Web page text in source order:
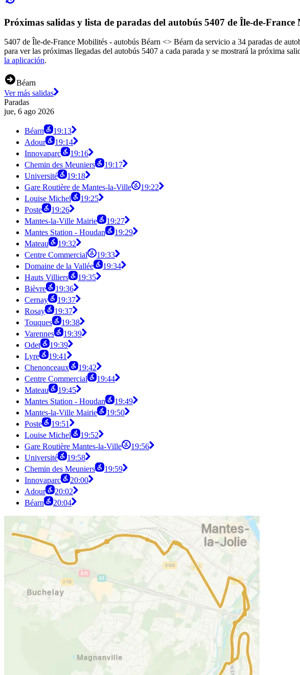
Próximas salidas y lista de paradas del autobús 5407 de Île-de-France
5407 de Île-de-France Mobilités - autobús Béarn <> Béarn da servicio a 34 paradas de
para ver las próximas llegadas del autobús 5407 a cada parada y se mostrará la próxima
la aplicación.
Béarn
Ver más salidas
Paradas
jue, 6 ago 2026
Béarn
19:13
Adour
19:14
Innovaparc
19:16
Chemin des Meuniers
19:17
Université
19:18
Gare Routière de Mantes-la-Ville
19:22
Louise Michel
19:25
Poste
19:26
Mantes-la-Ville Mairie
19:27
Mantes Station - Houdan
19:29
Mateau
19:32
Centre Commercial
19:33
Domaine de la Vallée
19:34
Hauts Villiers
19:35
Bièvre
19:36
Cernay
19:37
Rosay
19:37
Touques
19:38
Varennes
19:39
Odet
19:39
Lyre
19:41
Chenonceaux
19:42
Centre Commercial
19:44
Mateau
19:45
Mantes Station - Houdan
19:49
Mantes-la-Ville Mairie
19:50
Poste
19:51
Louise Michel
19:52
Gare Routière Mantes-la-Ville
19:56
Université
19:58
Chemin des Meuniers
19:59
Innovaparc
20:00
Adour
20:02
Béarn
20:04